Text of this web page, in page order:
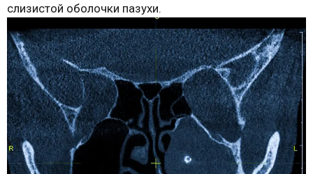
слизистой оболочки пазухи.